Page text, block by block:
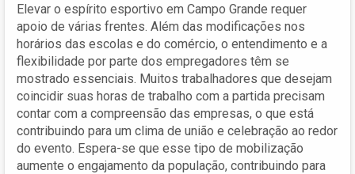
Elevar o espírito esportivo em Campo Grande requer
apoio de várias frentes. Além das modificações nos
horários das escolas e do comércio, o entendimento e a
flexibilidade por parte dos empregadores têm se
mostrado essenciais. Muitos trabalhadores que desejam
coincidir suas horas de trabalho com a partida precisam
contar com a compreensão das empresas, o que está
contribuindo para um clima de união e celebração ao redor
do evento. Espera-se que esse tipo de mobilização
aumente o engajamento da população, contribuindo para